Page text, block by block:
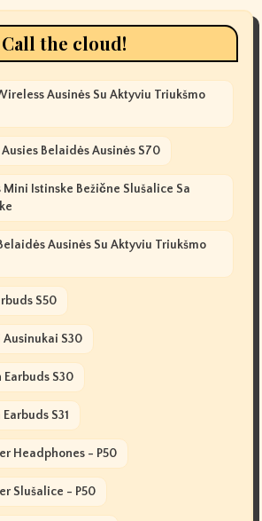
Call the cloud!
Ausinės Su Aktyviu Triukšmo
Belaidės Ausinės S70
Mini Istinske Bežične Slušalice Sa
Ausinės Su Aktyviu Triukšmo
S50
Ausinukai S30
Earbuds S30
S31
Headphones - P50
Slušalice - P50